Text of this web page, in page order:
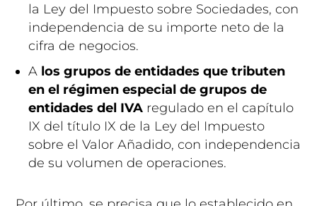
la Ley del Impuesto sobre Sociedades, con
independencia de su importe neto de la
cifra de negocios.
A los grupos de entidades que tributen
en el régimen especial de grupos de
entidades del IVA regulado en el capítulo
IX del título IX de la Ley del Impuesto
sobre el Valor Añadido, con independencia
de su volumen de operaciones.